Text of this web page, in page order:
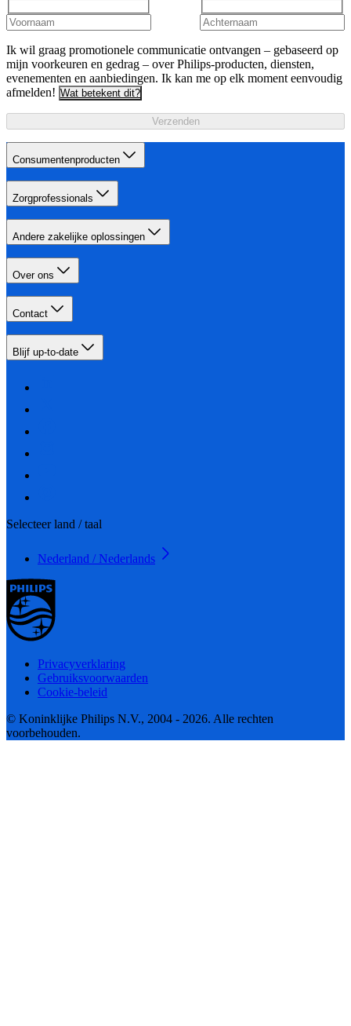
Ik wil graag promotionele communicatie ontvangen – gebaseerd op
mijn voorkeuren en gedrag – over Philips-producten, diensten,
evenementen en aanbiedingen. Ik kan me op elk moment eenvoudig
afmelden! Wat betekent dit?
Verzenden
Consumentenproducten
Zorgprofessionals
Andere zakelijke oplossingen
Over ons
Contact
Blijf up-to-date
Selecteer land / taal
Nederland / Nederlands
Privacyverklaring
Gebruiksvoorwaarden
Cookie-beleid
© Koninklijke Philips N.V., 2004 - 2026. Alle rechten
voorbehouden.